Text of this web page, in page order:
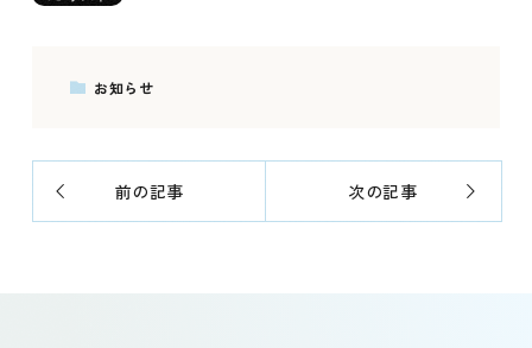
お知らせ
前の記事 次の記事